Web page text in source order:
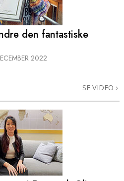
den fantastiske
2022
SE VIDEO